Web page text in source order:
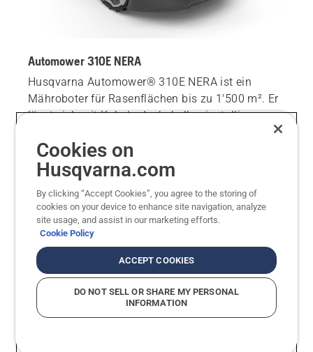
Automower 310E NERA
Husqvarna Automower® 310E NERA ist ein
Mähroboter für Rasenflächen bis zu 1'500 m². Er
lässt sich mit Kabel oder kabellos installieren.
sauber und minimiert den Zeit- und
Arbeitsaufwand für das Trimmen.
UVP CHF 2190.00
Cookies on
Husqvarna.com
By clicking “Accept Cookies”, you agree to the storing of
cookies on your device to enhance site navigation, analyze
site usage, and assist in our marketing efforts.
Cookie Policy
ACCEPT COOKIES
DO NOT SELL OR SHARE MY PERSONAL
INFORMATION